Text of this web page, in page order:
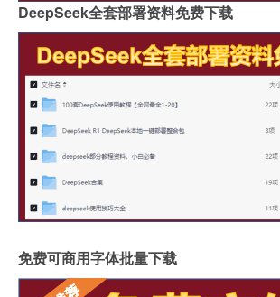
DeepSeek全套部署资料免费下载
免费可商用字体批量下载